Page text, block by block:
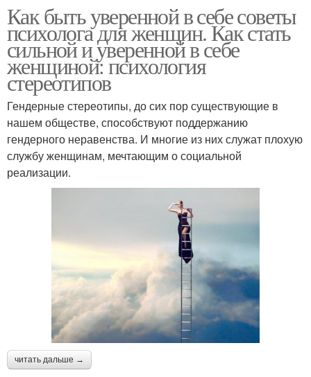
Как быть уверенной в себе советы
психолога для женщин. Как стать
сильной и уверенной в себе
женщиной: психология
стереотипов
Гендерные стереотипы, до сих пор существующие в
нашем обществе, способствуют поддержанию
гендерного неравенства. И многие из них служат плохую
службу женщинам, мечтающим о социальной
реализации.
читать дальше →